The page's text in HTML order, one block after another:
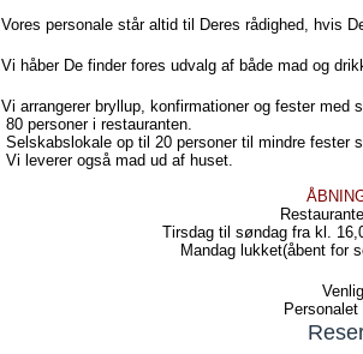
Vores personale står altid til Deres rådighed, hvis
Vi håber De finder fores udvalg af både mad og
Vi arrangerer bryllup, konfirmationer og fester med
80 personer i restauranten.
Selskabslokale op til 20 personer til mindre fester
Vi leverer også mad ud af huset.
Tirsdag til søndag fra kl.
Mandag lukket(åbent for